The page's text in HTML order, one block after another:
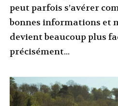
peut parfois s’avérer
bonnes informations et
devient beaucoup plus facile. 1.
précisément...